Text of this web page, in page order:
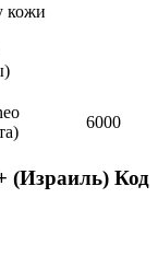
кожи
6000
(Израиль) Код